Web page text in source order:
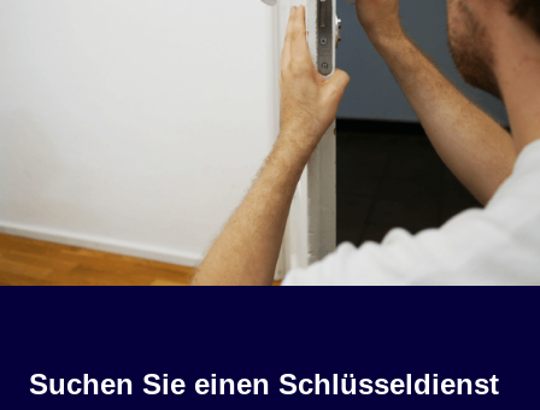
Suchen Sie einen Schlüsseldienst